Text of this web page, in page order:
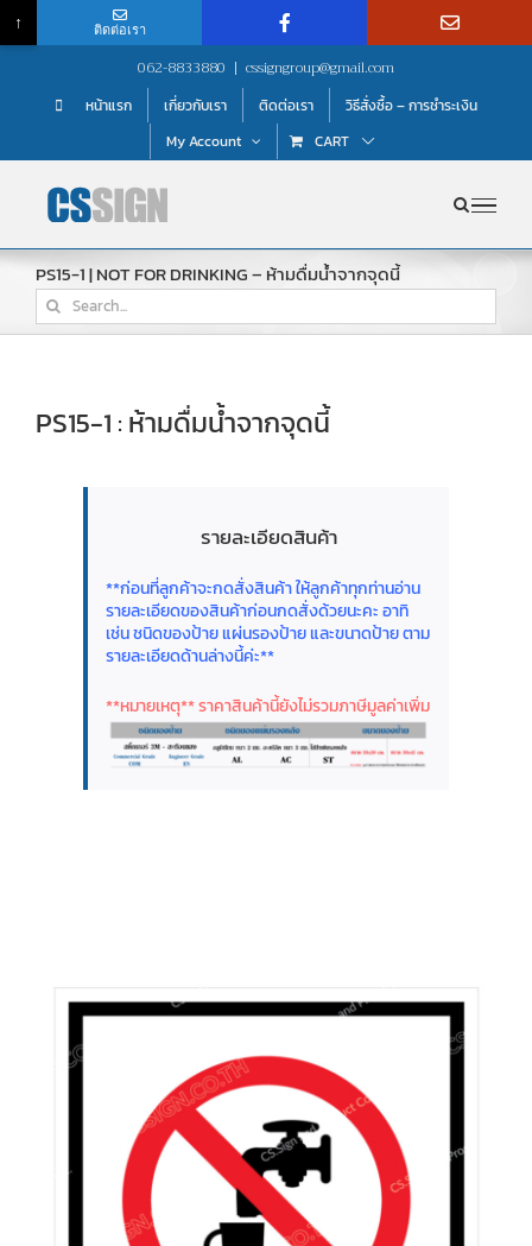
content
062-8833880 | cssigngroup@gmail.com
หน้าแรก เกี่ยวกับเรา ติดต่อเรา
วิธีสั่งซื้อ – การชำระเงิน
My Account
CART
PS15-1 | NOT FOR DRINKING – ห้ามดื่มน้ำจากจุดนี้
Search
for:
PS15-1 : ห้ามดื่มน้ำจากจุดนี้
รายละเอียดสินค้า
**ก่อนที่ลูกค้าจะกดสั่งสินค้า ให้ลูกค้าทุกท่านอ่าน
รายละเอียดของสินค้าก่อนกดสั่งด้วยนะคะ อาทิ
เช่น ชนิดของป้าย แผ่นรองป้าย และขนาดป้าย ตาม
รายละเอียดด้านล่างนี้ค่ะ**
**หมายเหตุ** ราคาสินค้านี้ยังไม่รวมภาษีมูลค่าเพิ่ม
↑ ติดต่อเรา